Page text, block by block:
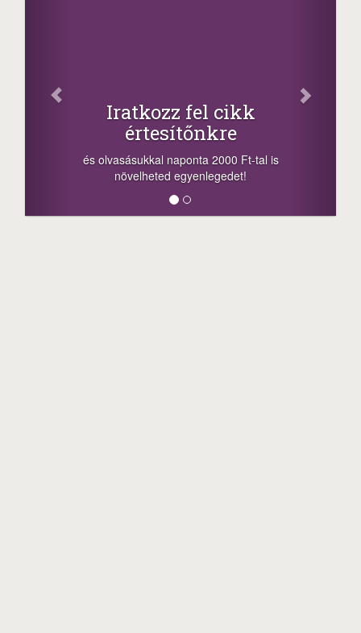
Iratkozz fel cikk
értesítőnkre
és olvasásukkal naponta 2000 Ft-tal is
növelheted egyenlegedet!